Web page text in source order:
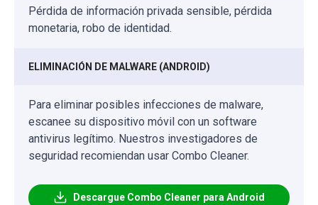
Pérdida de información privada sensible, pérdida
monetaria, robo de identidad.
ELIMINACIÓN DE MALWARE (ANDROID)
Para eliminar posibles infecciones de malware,
escanee su dispositivo móvil con un software
antivirus legítimo. Nuestros investigadores de
seguridad recomiendan usar Combo Cleaner.
Descargue Combo Cleaner para Android